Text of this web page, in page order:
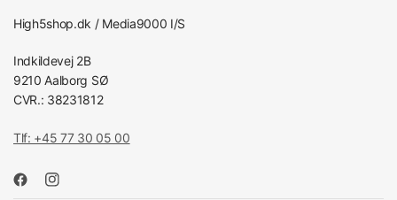
High5shop.dk / Media9000 I/S
Indkildevej 2B
9210 Aalborg SØ
CVR.: 38231812
Tlf: +45 77 30 05 00